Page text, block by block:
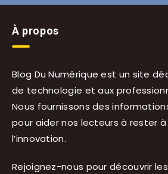
À propos
Blog Du Numérique est un site
de technologie et aux
Nous fournissons des
pour aider nos lecteurs à rester
l’innovation.
Rejoignez-nous pour découvrir